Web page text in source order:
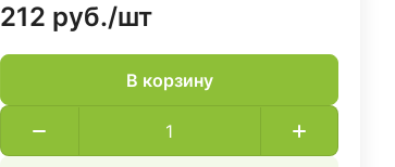
212 руб./шт
В корзину